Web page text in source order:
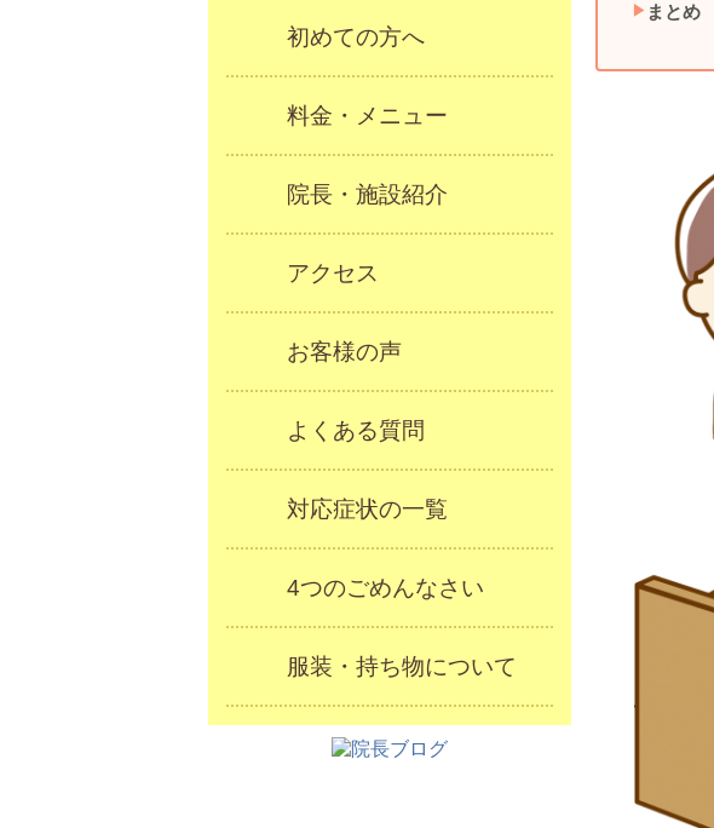
まとめ
初めての方へ
料金・メニュー
院長・施設紹介
アクセス
お客様の声
よくある質問
対応症状の一覧
4つのごめんなさい
服装・持ち物について